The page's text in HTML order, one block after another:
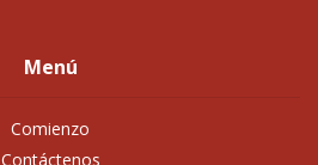
Menú
Comienzo
Contáctenos